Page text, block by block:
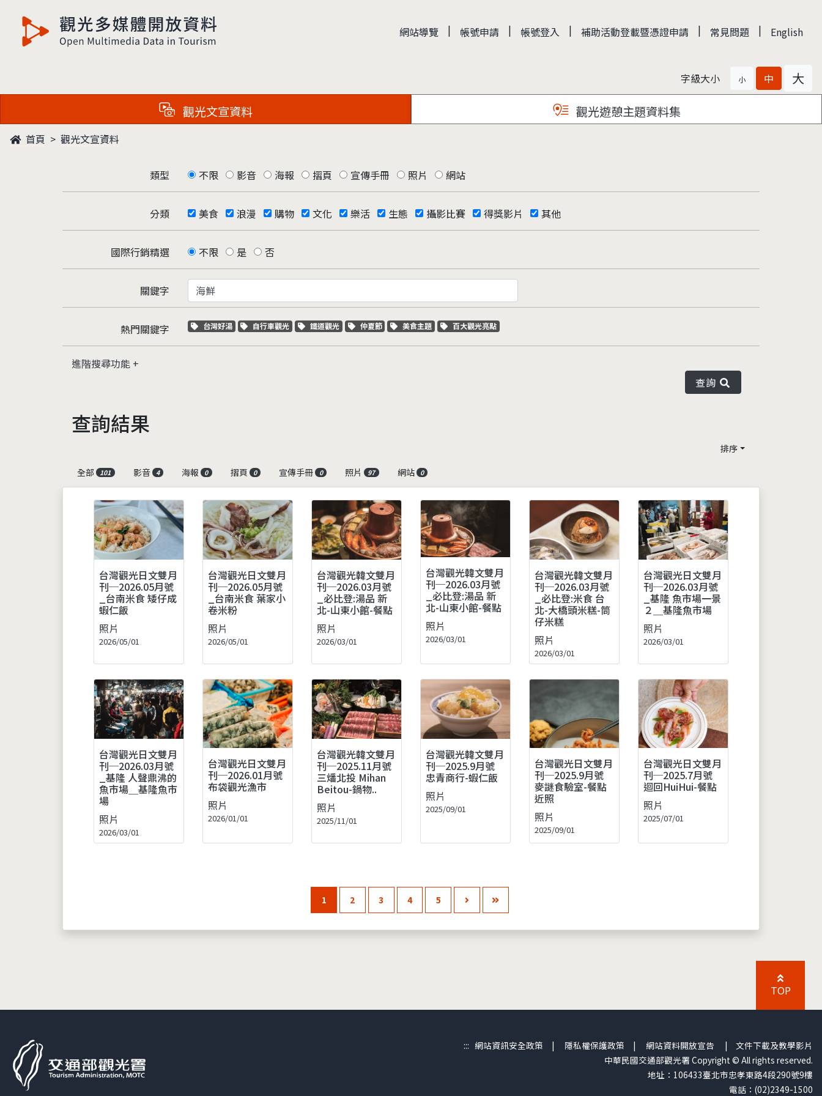
觀光多媒體開放資料 網站導覽 | 帳號申請 | 帳號登入 | 補助活動登載暨憑證申請 | 常見問題 | English
字級大小 小 中 大
觀光文宣資料 觀光遊憩主題資料集
首頁 觀光文宣資料
類型 不限 影音 海報 摺頁 宣傳手冊 照片 網站
分類 美食 浪漫 購物 文化 樂活 生態 攝影比賽 得獎影片 其他
國際行銷精選 不限 是 否
關鍵字
熱門關鍵字 關鍵字標籤
台灣好湯 關鍵字標籤
自行車觀光 關鍵字標籤
鐵道觀光 關鍵字標籤
仲夏節 關鍵字標籤
美食主題 關鍵字標籤
百大觀光亮點
進階搜尋功能
查詢
查詢結果
排序
全部
101 影音 4 海報 0 摺頁 0 宣傳手冊 0 照片 97 網站 0
台灣觀光日文雙月
刊─2026.05月號
_台南米食 矮仔成
蝦仁飯
照片
2026/05/01
台灣觀光日文雙月
刊─2026.05月號
_台南米食 葉家小
卷米粉
照片
2026/05/01
台灣觀光韓文雙月
刊─2026.03月號
_必比登:湯品 新
北-山東小館-餐點
照片
2026/03/01
台灣觀光韓文雙月
刊─2026.03月號
_必比登:湯品 新
北-山東小館-餐點
照片
2026/03/01
台灣觀光韓文雙月
刊─2026.03月號
_必比登:米食 台
北-大橋頭米糕-筒
仔米糕
照片
2026/03/01
台灣觀光日文雙月
刊─2026.03月號
_基隆 魚市場一景
２＿基隆魚市場
照片
2026/03/01
台灣觀光日文雙月
刊─2026.03月號
_基隆 人聲鼎沸的
魚市場＿基隆魚市
場
照片
2026/03/01
台灣觀光日文雙月
刊─2026.01月號
布袋觀光漁市
照片
2026/01/01
台灣觀光韓文雙月
刊─2025.11月號
三燔北投 Mihan
Beitou-鍋物..
照片
2025/11/01
台灣觀光韓文雙月
刊─2025.9月號
忠青商行-蝦仁飯
照片
2025/09/01
台灣觀光日文雙月
刊─2025.9月號
麥謎食驗室-餐點
近照
照片
2025/09/01
台灣觀光日文雙月
刊─2025.7月號
迴回HuiHui-餐點
照片
2025/07/01
1 2 3 4 5
TOP
::: 網站資訊安全政策 | 隱私權保護政策 | 網站資料開放宣告 | 文件下載及教學影片
中華民國交通部觀光署 Copyright © All rights reserved.
地址：106433臺北市忠孝東路4段290號9樓
電話：(02)2349-1500